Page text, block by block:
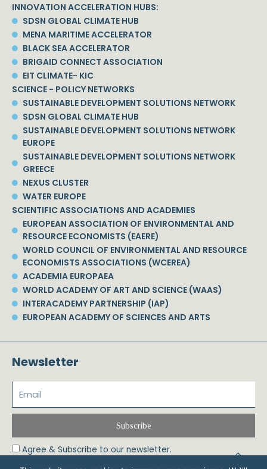
INNOVATION ACCELERATION HUBS:
SDSN GLOBAL CLIMATE HUB
MENA MARITIME ACCELERATOR
BLACK SEA ACCELERATOR
BRIGAID CONNECT ASSOCIATION
EIT CLIMATE- KIC
SCIENCE - POLICY NETWORKS
SUSTAINABLE DEVELOPMENT SOLUTIONS NETWORK
SDSN GLOBAL CLIMATE HUB
SUSTAINABLE DEVELOPMENT SOLUTIONS NETWORK
EUROPE
SUSTAINABLE DEVELOPMENT SOLUTIONS NETWORK
GREECE
NEXUS CLUSTER
WATER EUROPE
SCIENTIFIC ASSOCIATIONS AND ACADEMIES
EUROPEAN ASSOCIATION OF ENVIRONMENTAL AND
RESOURCE ECONOMISTS (EAERE)
WORLD COUNCIL OF ENVIRONMENTAL AND RESOURCE
ECONOMISTS ASSOCIATIONS (WCEREA)
ACADEMIA EUROPAEA
WORLD ACADEMY OF ART AND SCIENCE (WAAS)
INTERACADEMY PARTNERSHIP (IAP)
EUROPEAN ACADEMY OF SCIENCES AND ARTS
Newsletter
Agree & Subscribe to our newsletter.
Subscribe